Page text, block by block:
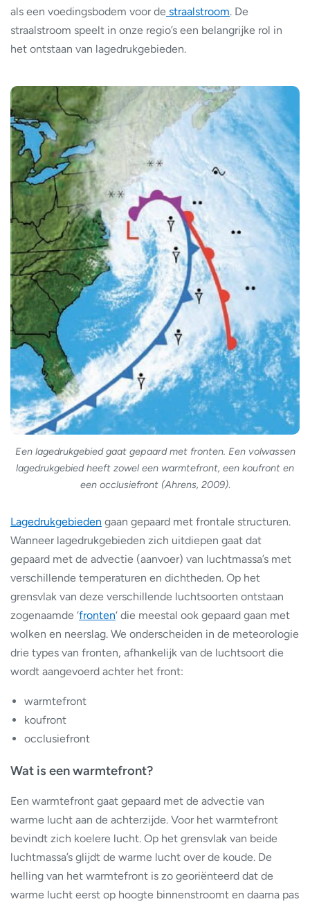
als een voedingsbodem voor de straalstroom. De
straalstroom speelt in onze regio’s een belangrijke rol in
het ontstaan van lagedrukgebieden.
Een lagedrukgebied gaat gepaard met fronten. Een volwassen
lagedrukgebied heeft zowel een warmtefront, een koufront en
een occlusiefront (Ahrens, 2009).
Lagedrukgebieden gaan gepaard met frontale structuren.
Wanneer lagedrukgebieden zich uitdiepen gaat dat
gepaard met de advectie (aanvoer) van luchtmassa’s met
verschillende temperaturen en dichtheden. Op het
grensvlak van deze verschillende luchtsoorten ontstaan
zogenaamde ‘fronten‘ die meestal ook gepaard gaan met
wolken en neerslag. We onderscheiden in de meteorologie
drie types van fronten, afhankelijk van de luchtsoort die
wordt aangevoerd achter het front:
warmtefront
koufront
occlusiefront
Wat is een warmtefront?
Een warmtefront gaat gepaard met de advectie van
warme lucht aan de achterzijde. Voor het warmtefront
bevindt zich koelere lucht. Op het grensvlak van beide
luchtmassa’s glijdt de warme lucht over de koude. De
helling van het warmtefront is zo georiënteerd dat de
warme lucht eerst op hoogte binnenstroomt en daarna pas